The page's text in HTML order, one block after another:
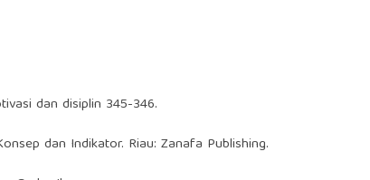
dan disiplin 345-346.
dan Indikator. Riau: Zanafa Publishing.